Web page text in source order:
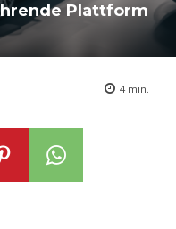
Plattform
4 min.